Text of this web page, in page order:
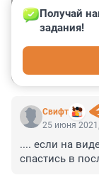
Cвифт
Получай
задания!
25 июня
.... если на
спастись в